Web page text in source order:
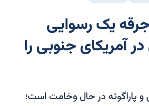
یک رسوایی
آمریکای جنوبی را
و پاراگوئه در حال وخامت است؛